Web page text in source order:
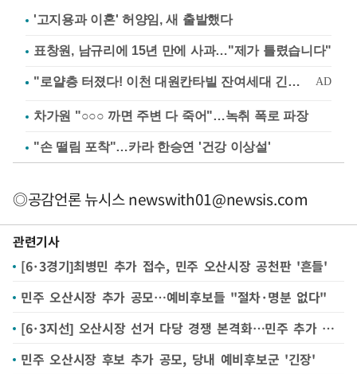
'고지용과 이혼' 허양임, 새 출발했다
표창원, 남규리에 15년 만에 사과…"제가 틀렸습니다"
차가원 "○○○ 까면 주변 다 죽어"…녹취 폭로 파장
"손 떨림 포착"…카라 한승연 '건강 이상설'
◎공감언론 뉴시스newswith01@newsis.com
관련기사
[6·3경기]최병민 추가 접수, 민주 오산시장 공천판 '흔들'
민주 오산시장 추가 공모…예비후보들 "절차·명분 없다"
[6·3지선] 오산시장 선거 다당 경쟁 본격화…민주 추가 공모도 변수
민주 오산시장 후보 추가 공모, 당내 예비후보군 '긴장'